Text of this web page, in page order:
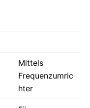
Mittels
Frequenzumric
hter